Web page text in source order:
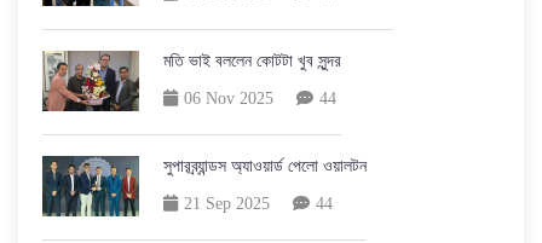
মতি ভাই বললেন কোটটা খুব সুন্দর
06 Nov 2025 44
সুপারব্র্যান্ডস অ্যাওয়ার্ড পেলো ওয়ালটন
21 Sep 2025 44